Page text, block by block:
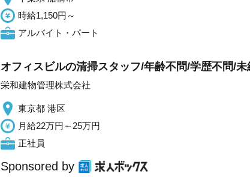
時給1,150円～
アルバイト・パート
オフィスビルの清掃スタッフ/年齢不問/学歴不問/
栄和建物管理株式会社
東京都 港区
月給22万円～25万円
正社員
Sponsored by